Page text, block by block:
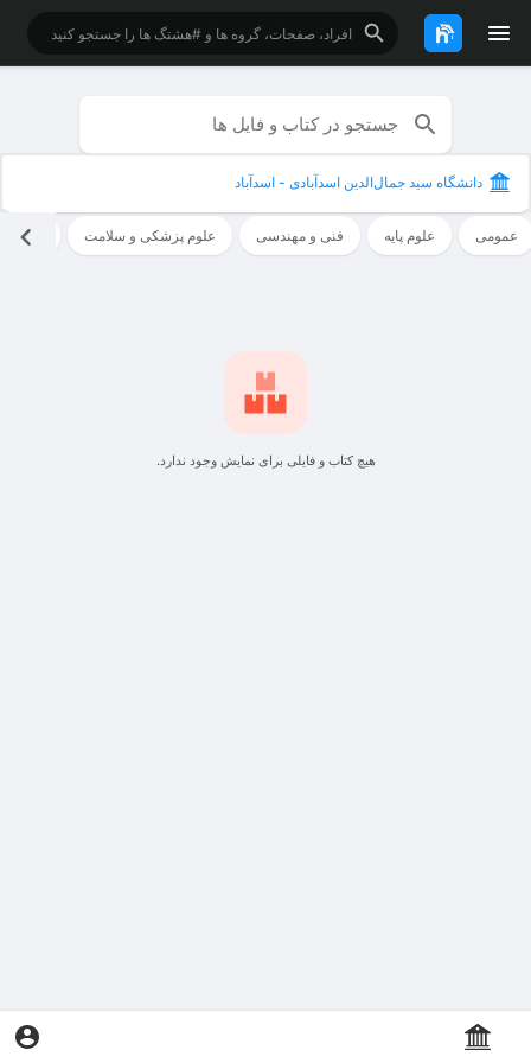
دانشگاه سید جمال‌الدین اسدآبادی - اسدآباد
عمومی علوم پایه فنی و مهندسی علوم پزشکی و سلامت علوم
هیچ کتاب و فایلی برای نمایش وجود ندارد.